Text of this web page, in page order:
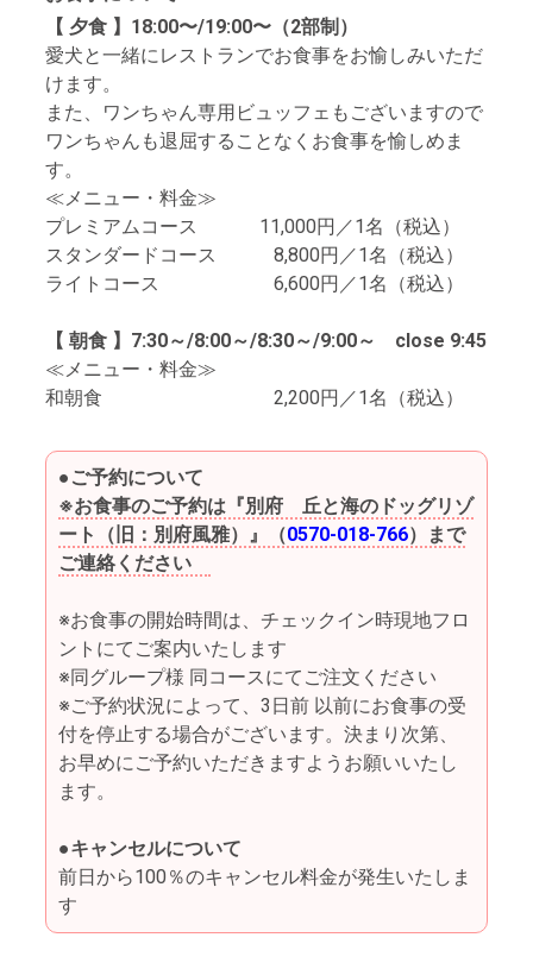
【 夕食 】18:00〜/19:00〜（2部制）
愛犬と一緒にレストランでお食事をお愉しみいただ
けます。
また、ワンちゃん専用ビュッフェもございますので
ワンちゃんも退屈することなくお食事を愉しめま
す。
≪メニュー・料金≫
プレミアムコース 11,000円／1名（税込）
スタンダードコース 8,800円／1名（税込）
ライトコース 6,600円／1名（税込）
【 朝食 】7:30～/8:00～/8:30～/9:00～ close 9:45
≪メニュー・料金≫
和朝食 2,200円／1名（税込）
●ご予約について
※お食事のご予約は『別府 丘と海のドッグリゾ
ート（旧：別府風雅）』（0570-018-766）まで
ご連絡ください
※お食事の開始時間は、チェックイン時現地フロ
ントにてご案内いたします
※同グループ様 同コースにてご注文ください
※ご予約状況によって、3日前 以前にお食事の受
付を停止する場合がございます。決まり次第、
お早めにご予約いただきますようお願いいたし
ます。
●キャンセルについて
前日から100％のキャンセル料金が発生いたしま
す